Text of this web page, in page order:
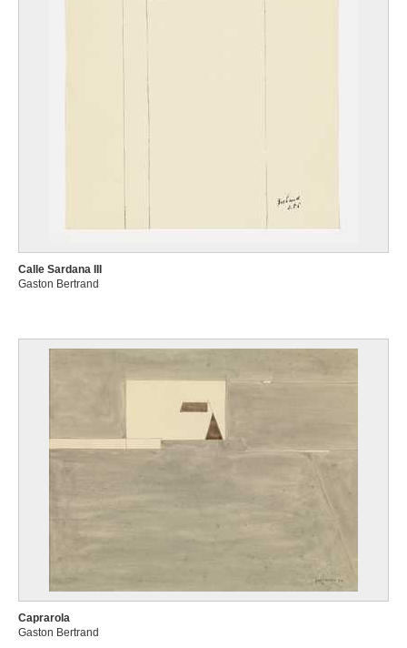
Calle Sardana III
Gaston Bertrand
Caprarola
Gaston Bertrand